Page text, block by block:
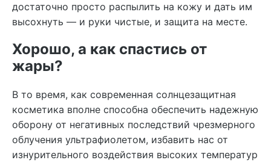
достаточно просто распылить на кожу и дать им
высохнуть — и руки чистые, и защита на месте.
Хорошо, а как спастись от
жары?
В то время, как современная солнцезащитная
косметика вполне способна обеспечить надежную
оборону от негативных последствий чрезмерного
облучения ультрафиолетом, избавить нас от
изнурительного воздействия высоких температур